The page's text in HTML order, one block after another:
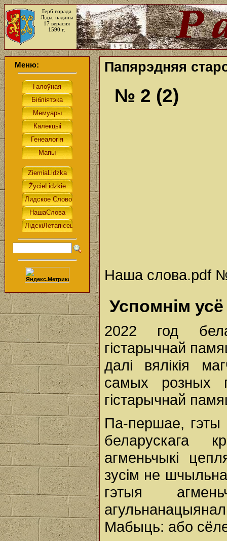
Герб горада
Ліды, наданы
17 верасня
1590 г.
Меню: Папярэдняя
№ 2 (2)
Наша слова.pdf №
Успомнім
2022 год
гістарычнай
далі вялікія
самых розных
гістарычнай
Па-першае, гэты
беларускага
агменьчыкі
зусім не
гэтыя
Мабыць: або